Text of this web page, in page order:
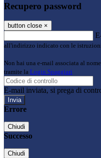
Recupero password
button close ×
all'indirizzo indicato con le istruzioni
Non hai una e-mail associata al
tramite la Login Spaggiari
E-mail inviata, si prega di
Errore
Chiudi
Successo
Chiudi